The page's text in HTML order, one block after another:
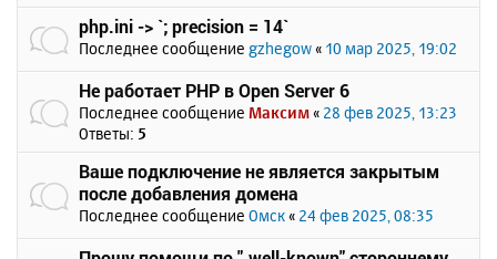
php.ini -> `; precision = 14`
Последнее сообщение gzhegow « 10 мар 2025, 19:02
Не работает PHP в Open Server 6
Последнее сообщение Максим « 28 фев 2025, 13:23
Ответы: 5
Ваше подключение не является закрытым
после добавления домена
Последнее сообщение Омск « 24 фев 2025, 08:35